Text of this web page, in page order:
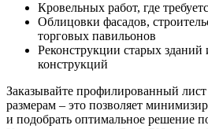
Кровельных работ, где
Облицовки фасадов,
торговых павильонов
Реконструкции старых зданий
конструкций
Заказывайте профилированный
размерам – это позволяет
и подобрать оптимальное решение